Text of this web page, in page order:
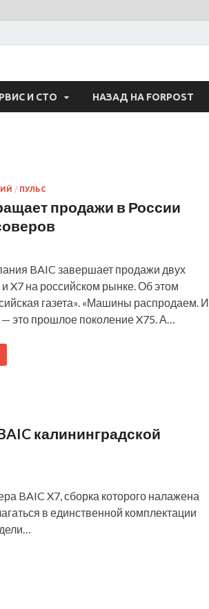
И СТО НАЗАД НА FORPOST
/ ПУЛЬС
продажи в России
BAIC завершает продажи двух
X7 на российском рынке. Об этом
газета». «Машины распродаем. И
— это прошлое поколение X75. А…
калининградской
BAIC X7, сборка которого налажена
в единственной комплектации